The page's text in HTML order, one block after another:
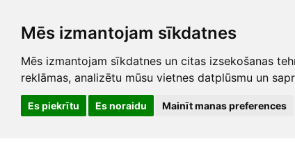
Mēs izmantojam sīkdatnes
Mēs izmantojam sīkdatnes un citas izsekošanas
reklāmas, analizētu mūsu vietnes datplūsmu un
Es piekrītu Es noraidu Mainīt manas preferences